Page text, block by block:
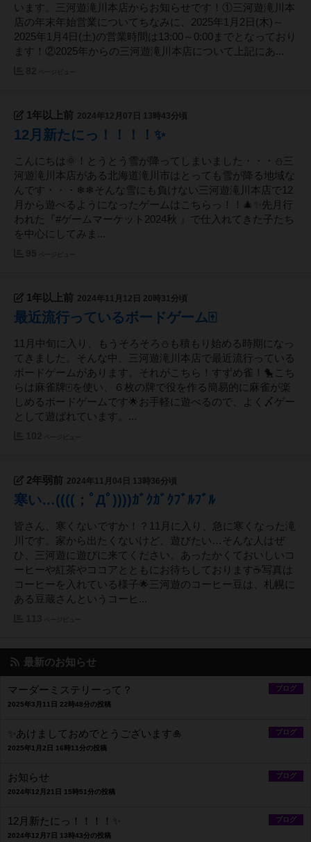
います。三河遊滝川本店からお知らせです！①三河遊滝川本
店の年末年始営業についてちなみに、2025年1月2日(木)～
2025年1月4日(土)の営業時間は13:00～0:00までとなっており
ます！②2025年からの三河遊滝川本店について上記にあ...
1年以上前 2024年12月07日 13時43分頃
12月新たにっ！！！！✨
こんにちは🌞！とうとう雪が降ってしまいました・・・⛄三
河遊滝川本店がある北海道滝川市はとっても雪が降る地域な
んです・・・❄❄そんな雪にも負けない三河遊滝川本店で12
月から遊べるようになったゲームはこちらっ！！🎄✨先月行
われた『#ゲームマーケット2024秋 』で仕入れてきた子たち
を中心にしてみま...
1年以上前 2024年11月12日 20時31分頃
最近流行っているボードゲーム🀄
11月中旬に入り、もうそろそろ⛄も積もり始める時期になっ
てきました。そんな中、三河遊滝川本店で最近流行っている
ボードゲームがあります。それがこちら！すずめ雀！🐤こち
らは麻雀牌🀄を使い、６枚の牌で役を作る簡易的に麻雀が楽
しめるボードゲームです🌟お手軽に遊べるので、よく〆ゲー
として遊ばれています。...
2年弱前 2024年11月04日 13時36分頃
寒い…((((；ﾟДﾟ))))ｶﾞｸｶﾞｸﾌﾞﾙﾌﾞﾙ
皆さん、寒くないですか！？11月に入り、急に寒くなった滝
川です。家から出たくないけど、遊びたい…そんな人はぜ
ひ、三河遊に遊びに来てください。あったかくておいしいコ
ーヒーや紅茶やココアとともにお待ちしております☕写真は
コーヒーを入れている様子🌟三河遊のコーヒー豆は、札幌に
ある豆蔵さんというコーヒ...
最新のお知らせ
ブログ
マーダーミステリーって？
2025年3月11日 22時48分の投稿
ブログ
✨あけましておめでとうございます🎍
2025年1月2日 16時11分の投稿
ブログ
お知らせ
2024年12月21日 15時51分の投稿
ブログ
12月新たにっ！！！！✨
2024年12月7日 13時43分の投稿